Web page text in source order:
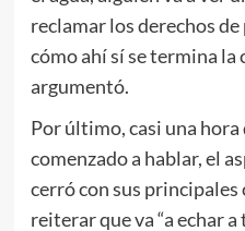
reclamar los derechos
cómo ahí sí se termina la
argumentó.
Por último, casi una hora
comenzado a hablar, el
cerró con sus
reiterar que va “a echar